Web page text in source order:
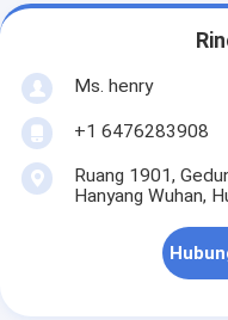
Ms. henry
+1 6476283908
Ruang 1901,
Hanyang Wuhan,